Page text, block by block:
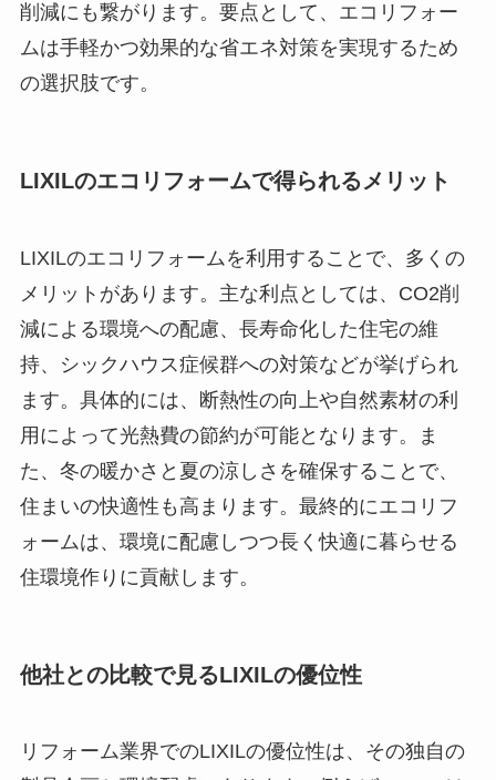
削減にも繋がります。要点として、エコリフォー
ムは手軽かつ効果的な省エネ対策を実現するため
の選択肢です。
LIXILのエコリフォームで得られるメリット
LIXILのエコリフォームを利用することで、多くの
メリットがあります。主な利点としては、CO2削
減による環境への配慮、長寿命化した住宅の維
持、シックハウス症候群への対策などが挙げられ
ます。具体的には、断熱性の向上や自然素材の利
用によって光熱費の節約が可能となります。ま
た、冬の暖かさと夏の涼しさを確保することで、
住まいの快適性も高まります。最終的にエコリフ
ォームは、環境に配慮しつつ長く快適に暮らせる
住環境作りに貢献します。
他社との比較で見るLIXILの優位性
リフォーム業界でのLIXILの優位性は、その独自の